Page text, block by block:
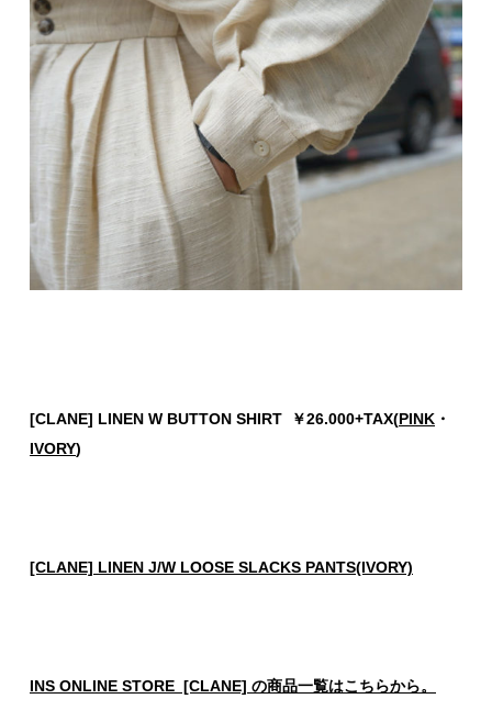
[CLANE] LINEN W BUTTON SHIRT ￥26.000+TAX(PINK ・
IVORY)
[CLANE] LINEN J/W LOOSE SLACKS PANTS(IVORY)
INS ONLINE STORE [CLANE] の商品一覧はこちらから。